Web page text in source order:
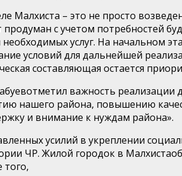
Малхиста – это не просто
продуман с учетом потребностей
услуг. На начальном
условий для дальнейшей
составляющая остается
отметил важность реализации
нашего района, повышению
и внимание к нуждам района».
усилий в укреплении
ЧР. Жилой городок в Малхиста
того,